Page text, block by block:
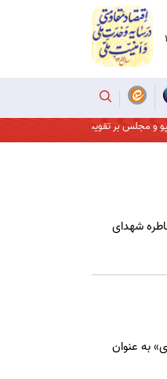
مجلس بر تقویت زیرساخت‌های صنعتی و
شهدای
به عنوان